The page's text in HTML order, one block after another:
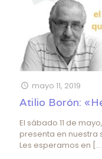
mayo 11, 2019
Atilio Borón:
El sábado 11 de
presenta en nuestra
Les esperamos en […]